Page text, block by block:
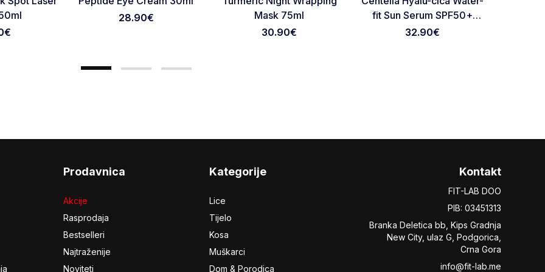
€
28.90€
Mask 75ml
30.90€
fit Sun Serum SPF50+
PA++++ 100ml
32.90€
Prodavnica
Akcije
Rasprodaja
Bestselleri
Najtraženije
Noviteti
Kategorije
Lice
Tijelo
Kosa
Muškarci
Dom & Porodica
Kontakt
FIT-LAB DOO
PIB: 03451313
Branka Deletica bb, Kips Gradnja
New City, ulaz G, Podgorica,
Crna Gora
info@fit-lab.me